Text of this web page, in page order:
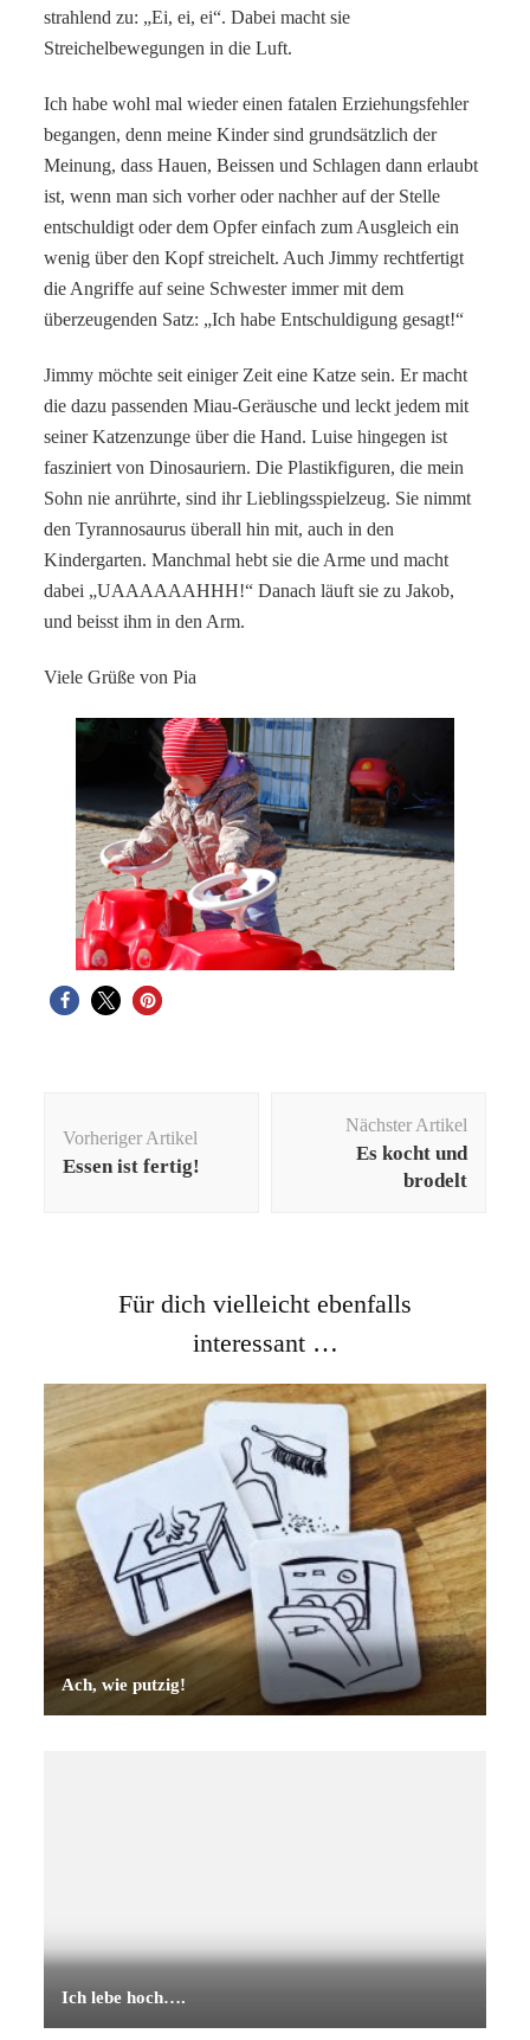
strahlend zu: „Ei, ei, ei“. Dabei macht sie
Streichelbewegungen in die Luft.
Ich habe wohl mal wieder einen fatalen Erziehungsfehler
begangen, denn meine Kinder sind grundsätzlich der
Meinung, dass Hauen, Beissen und Schlagen dann erlaubt
ist, wenn man sich vorher oder nachher auf der Stelle
entschuldigt oder dem Opfer einfach zum Ausgleich ein
wenig über den Kopf streichelt. Auch Jimmy rechtfertigt
die Angriffe auf seine Schwester immer mit dem
überzeugenden Satz: „Ich habe Entschuldigung gesagt!“
Jimmy möchte seit einiger Zeit eine Katze sein. Er macht
die dazu passenden Miau-Geräusche und leckt jedem mit
seiner Katzenzunge über die Hand. Luise hingegen ist
fasziniert von Dinosauriern. Die Plastikfiguren, die mein
Sohn nie anrührte, sind ihr Lieblingsspielzeug. Sie nimmt
den Tyrannosaurus überall hin mit, auch in den
Kindergarten. Manchmal hebt sie die Arme und macht
dabei „UAAAAAAHHH!“ Danach läuft sie zu Jakob,
und beisst ihm in den Arm.
Viele Grüße von Pia
Vorheriger Artikel
Essen ist fertig!
Nächster Artikel
Es kocht und
brodelt
Für dich vielleicht ebenfalls
interessant …
Ach, wie putzig!
Ich lebe hoch….